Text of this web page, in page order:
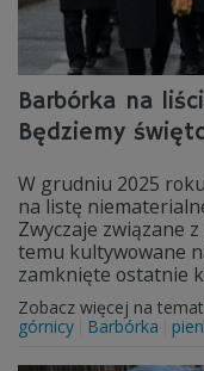
Barbórka na
Będziemy
W grudniu 2025
na listę
Zwyczaje związane
temu kultywowane
zamknięte ostatnie
Zobacz więcej na
górnicy
Barbórka